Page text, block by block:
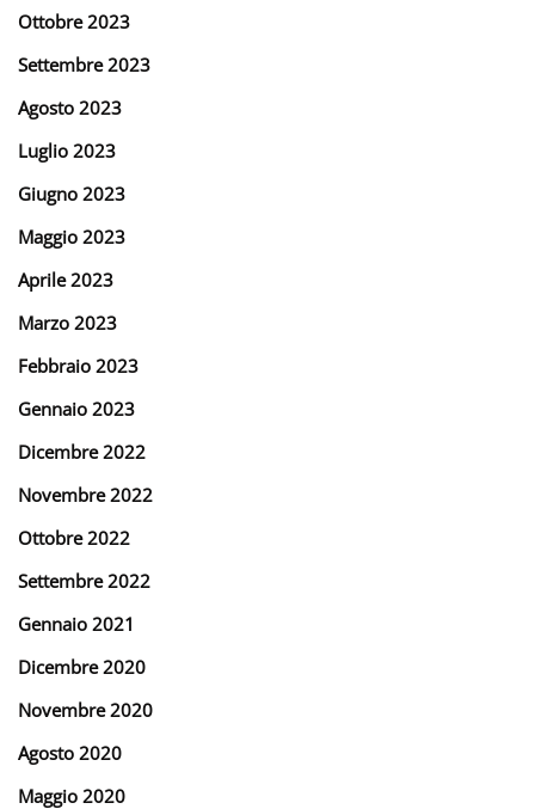
Ottobre 2023
Settembre 2023
Agosto 2023
Luglio 2023
Giugno 2023
Maggio 2023
Aprile 2023
Marzo 2023
Febbraio 2023
Gennaio 2023
Dicembre 2022
Novembre 2022
Ottobre 2022
Settembre 2022
Gennaio 2021
Dicembre 2020
Novembre 2020
Agosto 2020
Maggio 2020